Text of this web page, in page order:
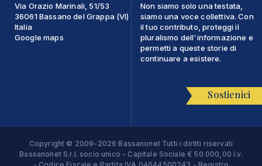
Via Orazio Marinali, 51/53
36061 Bassano del Grappa (VI)
Italia
Google maps
Non siamo solo una testata,
siamo una voce collettiva. Con
il tuo contributo, proteggi il
pluralismo dell'informazione e
permetti a queste storie di
continuare a esistere.
Sostienici
Copyright © 2009-2026 Bassanonet Tutti i diritti riservati
Bassanonet S.r.l. socio unico - Capitale Sociale € 50.000,00 i.v.